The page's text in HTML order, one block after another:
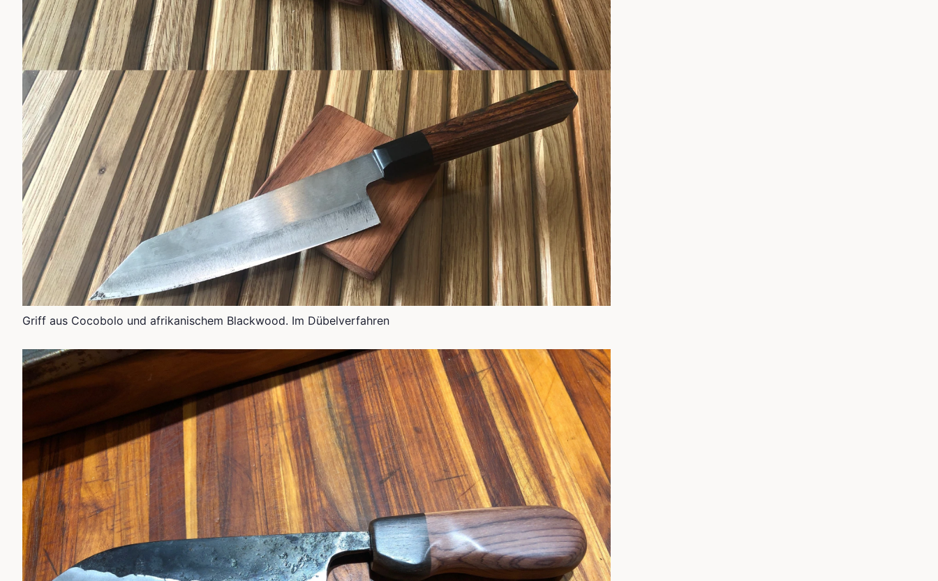
Griff aus Cocobolo und afrikanischem Blackwood. Im Dübelverfahren